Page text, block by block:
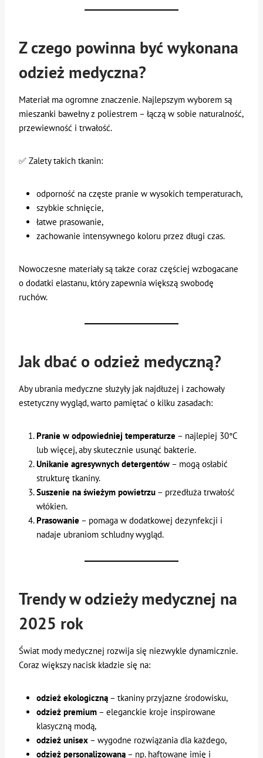
Z czego powinna być wykonana
odzież medyczna?
Materiał ma ogromne znaczenie. Najlepszym wyborem są
mieszanki bawełny z poliestrem – łączą w sobie naturalność,
przewiewność i trwałość.
✅ Zalety takich tkanin:
odporność na częste pranie w wysokich temperaturach,
szybkie schnięcie,
łatwe prasowanie,
zachowanie intensywnego koloru przez długi czas.
Nowoczesne materiały są także coraz częściej wzbogacane
o dodatki elastanu, który zapewnia większą swobodę
ruchów.
Jak dbać o odzież medyczną?
Aby ubrania medyczne służyły jak najdłużej i zachowały
estetyczny wygląd, warto pamiętać o kilku zasadach:
Pranie w odpowiedniej temperaturze – najlepiej 30°C
lub więcej, aby skutecznie usunąć bakterie.
Unikanie agresywnych detergentów – mogą osłabić
strukturę tkaniny.
Suszenie na świeżym powietrzu – przedłuża trwałość
włókien.
Prasowanie – pomaga w dodatkowej dezynfekcji i
nadaje ubraniom schludny wygląd.
Trendy w odzieży medycznej na
2025 rok
Świat mody medycznej rozwija się niezwykle dynamicznie.
Coraz większy nacisk kładzie się na:
odzież ekologiczną – tkaniny przyjazne środowisku,
odzież premium – eleganckie kroje inspirowane
klasyczną modą,
odzież unisex – wygodne rozwiązania dla każdego,
odzież personalizowaną – np. haftowane imię i